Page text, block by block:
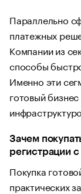
Параллельно
платежных
Компании из
способы
Именно эти
готовый
Зачем
регистрации с
Покупка
практических